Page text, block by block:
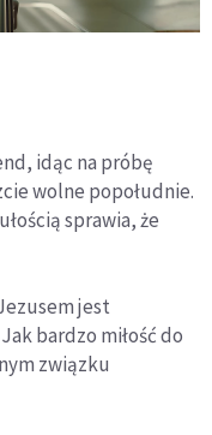
idąc na próbę
wolne popołudnie.
sprawia, że
jest
bardzo miłość do
związku